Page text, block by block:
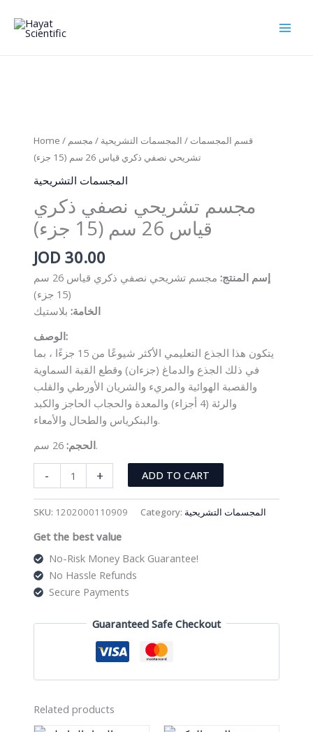
content
Home / قسم المجسمات / المجسمات التشريحية / مجسم
تشريحي نصفي ذكري قياس 26 سم (15 جزء)
المجسمات التشريحية
مجسم تشريحي نصفي ذكري
قياس 26 سم (15 جزء)
JOD 30.00
إسم المنتج:
مجسم تشريحي نصفي ذكري قياس 26 سم
(15 جزء)
الخامة: بلاستيك
الوصف:
يتكون هذا الجذع التعليمي الأكثر شيوعًا من 15 جزءًا ، بما
في ذلك الجذع والدماغ (جزءان) وقطع القبة السماوية
والقصبة الهوائية والمريء والشريان الأورطي والقلب
والرئة (4 أجزاء) والمعدة والحجاب الحاجز والكبد
والبنكرياس والطحال والأمعاء.
الحجم:26 سم.
-
تشريحي
قياس
26
سم
(15
quantity
+ ADD TO CART
SKU: 1202000110909 Category: المجسمات التشريحية
Get the best value
No-Risk Money Back Guarantee!
No Hassle Refunds
Secure Payments
Guaranteed Safe Checkout
Related products